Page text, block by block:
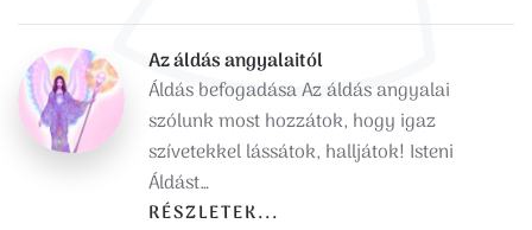
Az áldás angyalaitól
Áldás befogadása Az áldás angyalai
szólunk most hozzátok, hogy igaz
szívetekkel lássátok, halljátok! Isteni
Áldást…
RÉSZLETEK...